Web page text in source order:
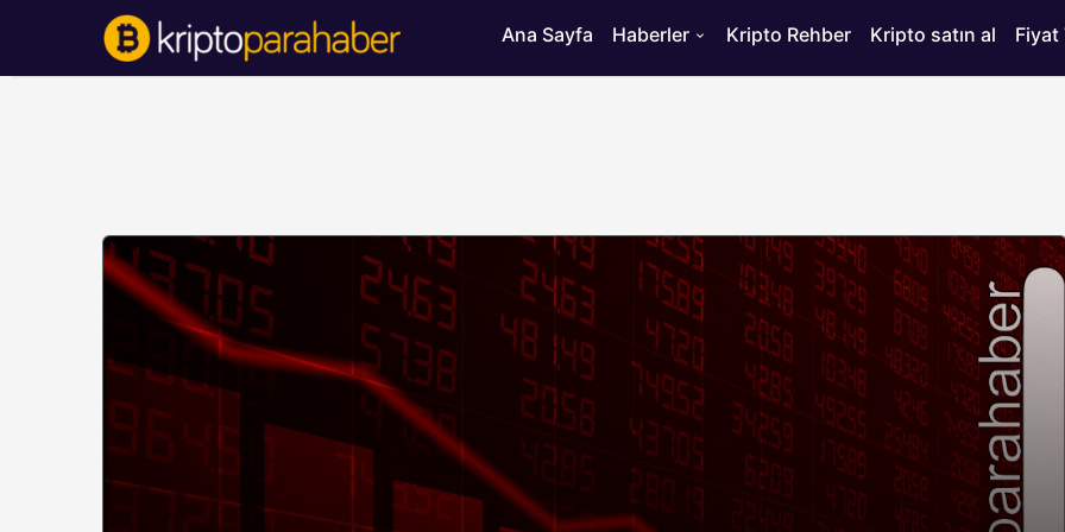
Ana Sayfa Haberler Kripto Rehber Kripto satın al Fiyat
BITCOIN HABERLERI HABERLER